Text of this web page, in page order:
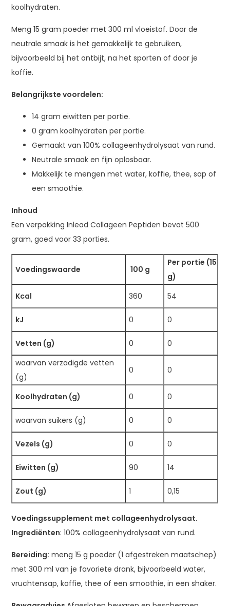
koolhydraten.
Meng 15 gram poeder met 300 ml vloeistof. Door de
neutrale smaak is het gemakkelijk te gebruiken,
bijvoorbeeld bij het ontbijt, na het sporten of door je
koffie.
Belangrijkste voordelen:
14 gram eiwitten per portie.
0 gram koolhydraten per portie.
Gemaakt van 100% collageenhydrolysaat van rund.
Neutrale smaak en fijn oplosbaar.
Makkelijk te mengen met water, koffie, thee, sap of
een smoothie.
Inhoud
Een verpakking Inlead Collageen Peptiden bevat 500
gram, goed voor 33 porties.
Voedingswaarde 100 g
Per portie (15
g)
Kcal
360 54
kJ 0 0
Vetten (g) 0
0
waarvan verzadigde vetten
(g)
0 0
Koolhydraten (g) 0 0
waarvan suikers (g) 0 0
Vezels (g) 0 0
Eiwitten (g) 90 14
Zout (g) 1 0,15
Voedingssupplement met collageenhydrolysaat.
Ingrediënten: 100% collageenhydrolysaat van rund.
Bereiding: meng 15 g poeder (1 afgestreken maatschep)
met 300 ml van je favoriete drank, bijvoorbeeld water,
vruchtensap, koffie, thee of een smoothie, in een shaker.